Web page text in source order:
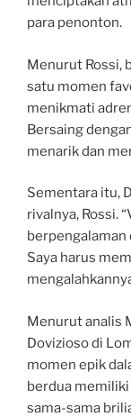
para penonton.
Menurut Rossi,
satu momen
menikmati
Bersaing
menarik dan
Sementara itu,
rivalnya, Rossi.
berpengalaman
Saya harus
Menurut analis
Dovizioso di
momen epik
berdua memiliki
sama-sama